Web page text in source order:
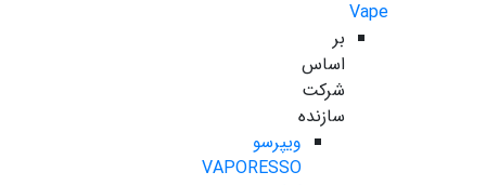
Vape
بر
اساس
شرکت
سازنده
ویپرسو
VAPORESSO